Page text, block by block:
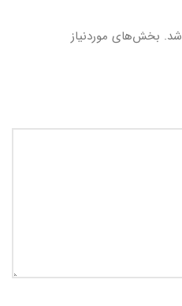
بخش‌های موردنیاز